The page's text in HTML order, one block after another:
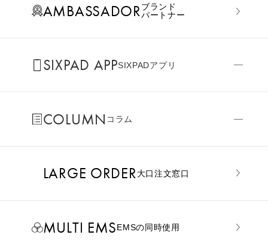
AMBASSADORブランド
パートナー
SIXPAD APPSIXPADアプリ
COLUMN コラム
LARGE ORDER⼤⼝注⽂窓⼝
MULTI EMSEMSの同時使用